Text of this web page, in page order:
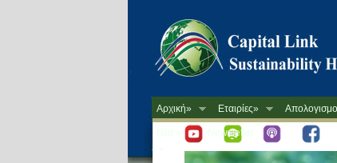
Αρχική» Εταιρίες»
-->
Newsletter